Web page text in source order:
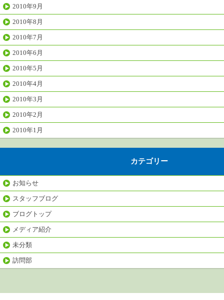
2010年9月
2010年8月
2010年7月
2010年6月
2010年5月
2010年4月
2010年3月
2010年2月
2010年1月
カテゴリー
お知らせ
スタッフブログ
ブログトップ
メディア紹介
未分類
訪問部